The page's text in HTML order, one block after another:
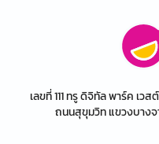
เลขที่ 111 ทรู ดิจิทัล พาร์ค เว
ถนนสุขุมวิท แขวงบางจ